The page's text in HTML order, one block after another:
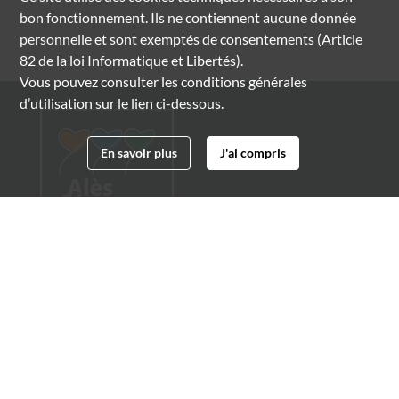
bon fonctionnement. Ils ne contiennent aucune donnée
personnelle et sont exemptés de consentements (Article
82 de la loi Informatique et Libertés).
Vous pouvez consulter les conditions générales
d’utilisation sur le lien ci-dessous.
En savoir plus J'ai compris